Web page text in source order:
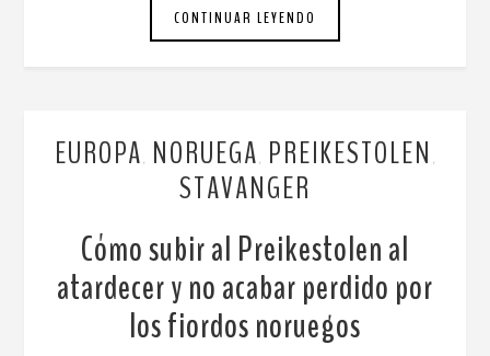
CONTINUAR LEYENDO
EUROPA NORUEGA PREIKESTOLEN
STAVANGER
Cómo subir al Preikestolen al
atardecer y no acabar perdido por
los fiordos noruegos